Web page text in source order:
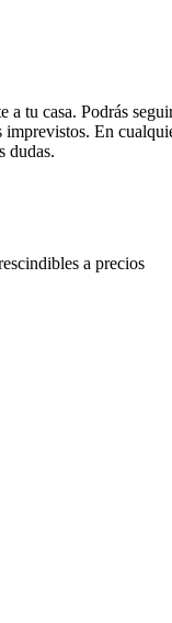
a tu casa. Podrás
imprevistos. En
dudas.
a precios